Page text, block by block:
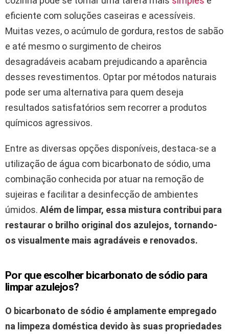
eficiente com soluções caseiras e acessíveis.
Muitas vezes, o acúmulo de gordura, restos de sabão
e até mesmo o surgimento de cheiros
desagradáveis acabam prejudicando a aparência
desses revestimentos. Optar por métodos naturais
pode ser uma alternativa para quem deseja
resultados satisfatórios sem recorrer a produtos
químicos agressivos.
Entre as diversas opções disponíveis, destaca-se a
utilização de água com bicarbonato de sódio, uma
combinação conhecida por atuar na remoção de
sujeiras e facilitar a desinfecção de ambientes
úmidos. Além de limpar, essa mistura contribui para
restaurar o brilho original dos azulejos, tornando-
os visualmente mais agradáveis e renovados.
Por que escolher bicarbonato de sódio para
limpar azulejos?
O bicarbonato de sódio é amplamente empregado
na limpeza doméstica devido às suas propriedades